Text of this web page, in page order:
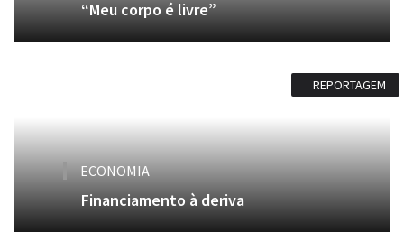
“Meu corpo é livre”
REPORTAGEM
ECONOMIA
Financiamento à deriva